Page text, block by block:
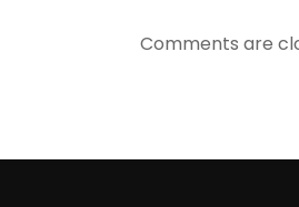
Comments are